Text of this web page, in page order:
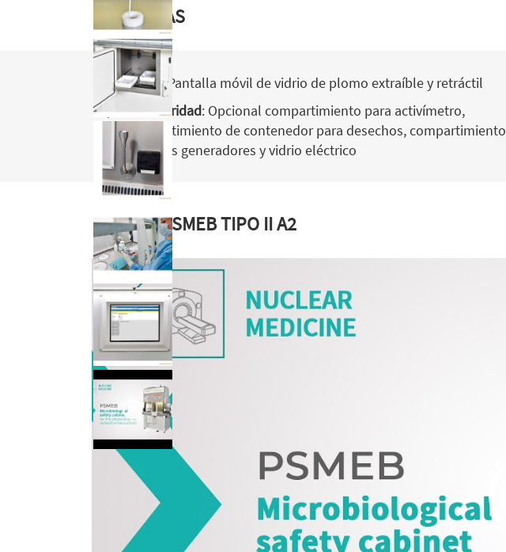
VENTAJAS
Visión : Pantalla móvil de vidrio de plomo extraíble y retráctil
Modularidad: Opcional compartimiento para activímetro,
compartimiento de contenedor para desechos, compartimiento
para dos generadores y vidrio eléctrico
VIDEO: PSMEB TIPO II A2